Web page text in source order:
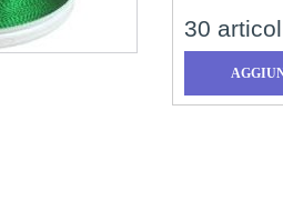
30